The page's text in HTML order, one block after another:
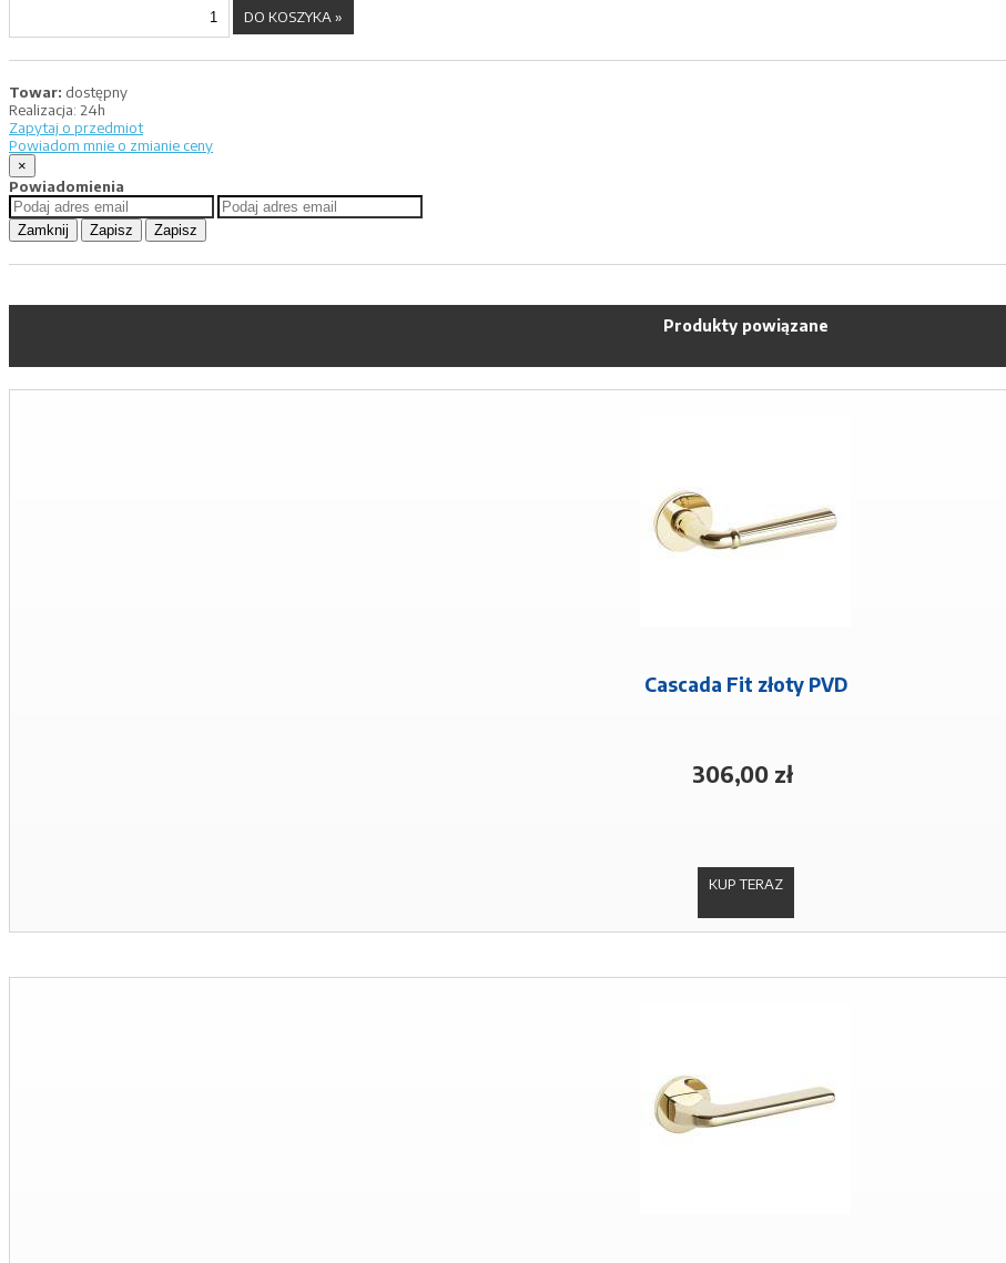
Towar: dostępny
Realizacja: 24h
Zapytaj o przedmiot
Powiadom mnie o zmianie ceny
×
Powiadomienia
Zamknij Zapisz Zapisz
Produkty powiązane
Cascada Fit złoty PVD
306,00 zł
KUP TERAZ